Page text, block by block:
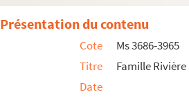
Ms 3904. Partage mobilier de la succession
Ms 3905. Expertise de la maison de Saint-
Ms 3906. Ex-libris de la famille Rey.
Ms 3907. Carte de visite de Jacques Rey.
Ms 3908. Paul O'Quin (1864-1940).
Présentation du contenu
Cote
Ms 3686-3965
Titre
Famille
Date